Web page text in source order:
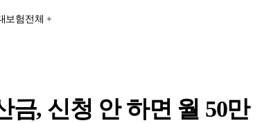
보험전체 +
금, 신청 안 하면 월 50만